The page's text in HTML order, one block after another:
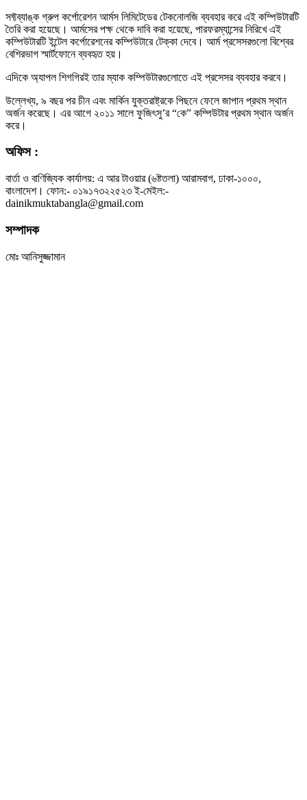
সফ্টব্যাঙ্ক গ্রুপ কর্পোরেশন আর্মস লিমিটেডের টেকনোলজি ব্যবহার করে এই কম্পিউটারটি
তৈরি করা হয়েছে। আর্মসের পক্ষ থেকে দাবি করা হয়েছে, পারফরম্যান্সের নিরিখে এই
কম্পিউটারটি ইন্টেল কর্পোরেশনের কম্পিউটারে টেক্কা দেবে। আর্ম প্রসেসরগুলো বিশ্বের
বেশিরভাগ স্মার্টফোনে ব্যবহৃত হয়।
এদিকে অ্যাপল শিগগিরই তার ম্যাক কম্পিউটারগুলোতে এই প্রসেসর ব্যবহার করবে।
উল্লেখ্য, ৯ বছর পর চীন এবং মার্কিন যুক্তরাষ্ট্রকে পিছনে ফেলে জাপান প্রথম স্থান
অর্জন করেছে। এর আগে ২০১১ সালে ফুজিৎসু’র “কে” কম্পিউটার প্রথম স্থান অর্জন
করে।
অফিস :
বার্তা ও বাণিজ্যিক কার্যালয়: এ আর টাওয়ার (৬ষ্টতলা) আরামবাগ, ঢাকা-১০০০,
বাংলাদেশ। ফোন:- ০১৯১৭৩২২৫২৩ ই-মেইল:-
dainikmuktabangla@gmail.com
সম্পাদক
মোঃ আনিসুজ্জামান